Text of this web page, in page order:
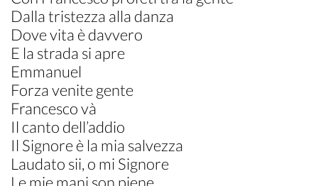
Dalla tristezza alla danza
Dove vita è davvero
E la strada si apre
Emmanuel
Forza venite gente
Francesco và
Il canto dell’addio
Il Signore è la mia salvezza
Laudato sii, o mi Signore
Le mie mani son piene